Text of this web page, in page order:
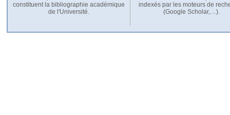
constituent la bibliographie académique
de l'Université.
indexés par les moteurs de
(Google Scholar,…).